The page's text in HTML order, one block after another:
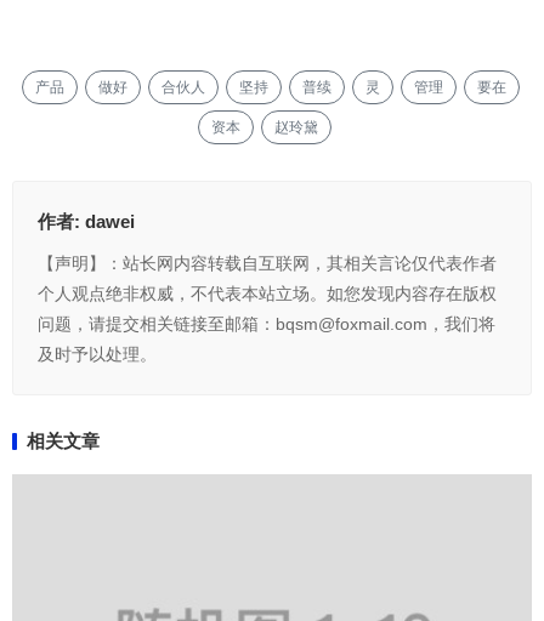
产品 做好 合伙人 坚持 普续 灵 管理 要在
资本 赵玲黛
作者: dawei
【声明】：站长网内容转载自互联网，其相关言论仅代表作者
个人观点绝非权威，不代表本站立场。如您发现内容存在版权
问题，请提交相关链接至邮箱：bqsm@foxmail.com，我们将
及时予以处理。
相关文章